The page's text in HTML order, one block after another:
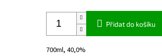
Přidat do košíku
700ml, 40,0%